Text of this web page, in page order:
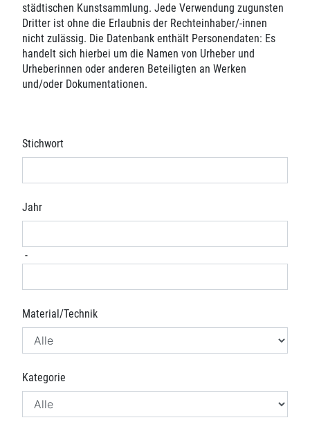
städtischen Kunstsammlung. Jede Verwendung zugunsten
Dritter ist ohne die Erlaubnis der Rechteinhaber/-innen
nicht zulässig. Die Datenbank enthält Personendaten: Es
handelt sich hierbei um die Namen von Urheber und
Urheberinnen oder anderen Beteiligten an Werken
und/oder Dokumentationen.
Stichwort
Jahr
-
Material/Technik
Kategorie